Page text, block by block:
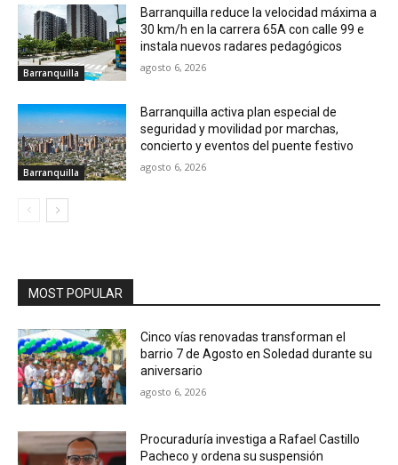
Barranquilla
Barranquilla reduce la velocidad máxima a
30 km/h en la carrera 65A con calle 99 e
instala nuevos radares pedagógicos
agosto 6, 2026
Barranquilla
Barranquilla activa plan especial de
seguridad y movilidad por marchas,
concierto y eventos del puente festivo
agosto 6, 2026
MOST POPULAR
Cinco vías renovadas transforman el
barrio 7 de Agosto en Soledad durante su
aniversario
agosto 6, 2026
Procuraduría investiga a Rafael Castillo
Pacheco y ordena su suspensión